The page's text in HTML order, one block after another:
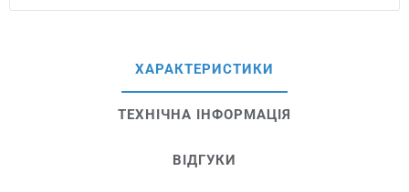
ХАРАКТЕРИСТИКИ
ТЕХНІЧНА ІНФОРМАЦІЯ
ВІДГУКИ